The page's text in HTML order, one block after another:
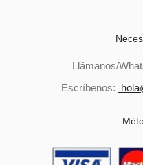
Llámanos/
Escríbenos: